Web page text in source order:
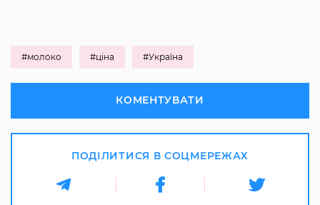
#молоко #ціна #Україна
КОМЕНТУВАТИ
ПОДІЛИТИСЯ В СОЦМЕРЕЖАХ